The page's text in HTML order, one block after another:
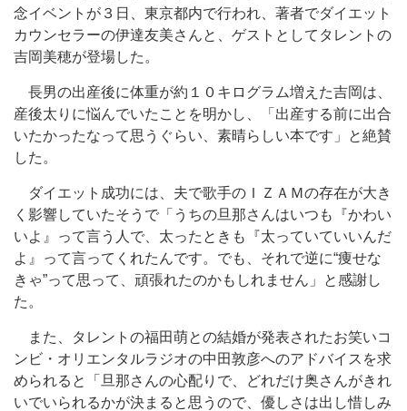
念イベントが３日、東京都内で行われ、著者でダイエット
カウンセラーの伊達友美さんと、ゲストとしてタレントの
吉岡美穂が登場した。
長男の出産後に体重が約１０キログラム増えた吉岡は、
産後太りに悩んでいたことを明かし、「出産する前に出合
いたかったなって思うぐらい、素晴らしい本です」と絶賛
した。
ダイエット成功には、夫で歌手のＩＺＡＭの存在が大き
く影響していたそうで「うちの旦那さんはいつも『かわい
いよ』って言う人で、太ったときも『太っていていいんだ
よ』って言ってくれたんです。でも、それで逆に“痩せな
きゃ”って思って、頑張れたのかもしれません」と感謝し
た。
また、タレントの福田萌との結婚が発表されたお笑いコ
ンビ・オリエンタルラジオの中田敦彦へのアドバイスを求
められると「旦那さんの心配りで、どれだけ奥さんがきれ
いでいられるかが決まると思うので、優しさは出し惜しみ